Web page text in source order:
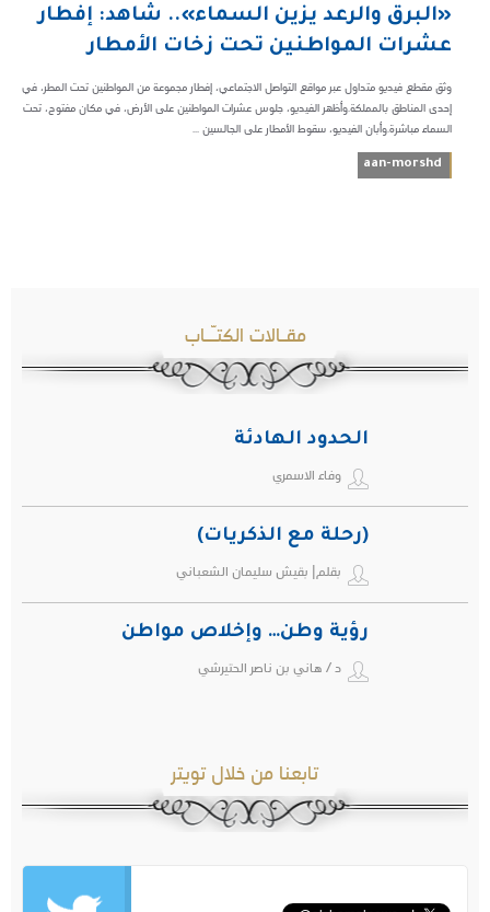
«البرق والرعد يزين السماء».. شاهد: إفطار
عشرات المواطنين تحت زخات الأمطار
وثق مقطع فيديو متداول عبر مواقع التواصل الاجتماعي، إفطار مجموعة من المواطنين تحت المطر، في
إحدى المناطق بالمملكة.وأظهر الفيديو، جلوس عشرات المواطنين على الأرض، في مكان مفتوح، تحت
السماء مباشرة.وأبان الفيديو، سقوط الأمطار على الجالسين ...
aan-morshd
مقـالات الكتـّـاب
الحدود الهادئة
وفاء الاسمري
(رحلة مع الذكريات)
بقلم| بقيش سليمان الشعباني
رؤية وطن… وإخلاص مواطن
د / هاني بن ناصر الحتيرشي
تابعنا من خلال تويتر